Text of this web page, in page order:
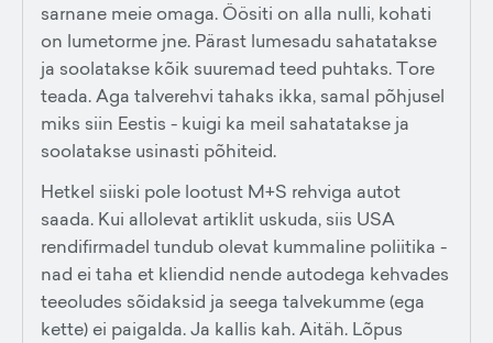
sarnane meie omaga. Öösiti on alla nulli, kohati
on lumetorme jne. Pärast lumesadu sahatatakse
ja soolatakse kõik suuremad teed puhtaks. Tore
teada. Aga talverehvi tahaks ikka, samal põhjusel
miks siin Eestis - kuigi ka meil sahatatakse ja
soolatakse usinasti põhiteid.
Hetkel siiski pole lootust M+S rehviga autot
saada. Kui allolevat artiklit uskuda, siis USA
rendifirmadel tundub olevat kummaline poliitika -
nad ei taha et kliendid nende autodega kehvades
teeoludes sõidaksid ja seega talvekumme (ega
kette) ei paigalda. Ja kallis kah. Aitäh. Lõpus